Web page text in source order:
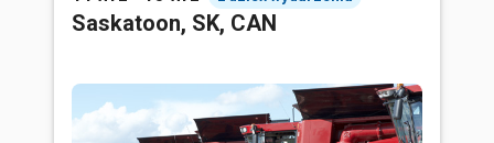
Saskatoon, SK, CAN